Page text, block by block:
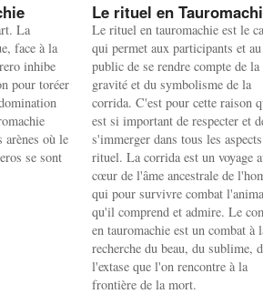
La
face à la
inhibe
pour toréer
arènes où le
se sont
Le rituel en
Le rituel en tauromachie est le
qui permet aux participants et au
public de se rendre compte de la
gravité et du symbolisme de la
corrida. C'est pour cette raison
est si important de respecter et
s'immerger dans tous les
rituel. La corrida est un voyage
cœur de l'âme ancestrale de
qui pour survivre combat
qu'il comprend et admire. Le
en tauromachie est un combat à
recherche du beau, du sublime,
l'extase que l'on rencontre à la
frontière de la mort.